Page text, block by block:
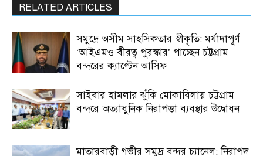
RELATED ARTICLES
সমুদ্রে অসীম সাহসিকতার স্বীকৃতি: মর্যাদাপূর্ণ
‘আইএমও বীরত্ব পুরস্কার’ পাচ্ছেন চট্টগ্রাম
বন্দরের ক্যাপ্টেন আসিফ
সাইবার হামলার ঝুঁকি মোকাবিলায় চট্টগ্রাম
বন্দরে অত্যাধুনিক নিরাপত্তা ব্যবস্থার উদ্বোধন
মাতারবাড়ী গভীর সমুদ্র বন্দর চ্যানেল: নিরাপদ